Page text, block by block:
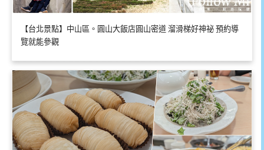
【台北景點】中山區。圓山大飯店圓山密道 溜滑梯好神祕 預約導
覽就能參觀